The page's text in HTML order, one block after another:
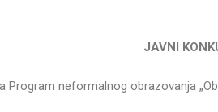
JAVNI
Program neformalnog obrazovanja